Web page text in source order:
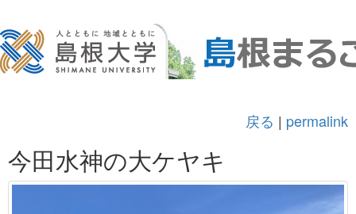
戻る | permalink
今田水神の大ケヤキ